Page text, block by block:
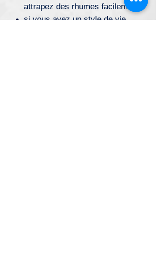
attrapez des rhumes facilement
si vous avez un style de vie